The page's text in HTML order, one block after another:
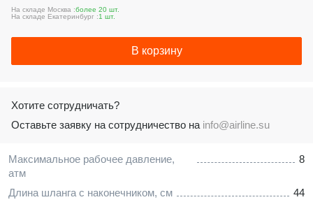
Максимальное рабочее давление,
атм
8
Длина шланга с наконечником, см 44
На складе Москва :более 20 шт.
На складе Екатеринбург :1 шт.
В корзину
Хотите сотрудничать?
Оставьте заявку на сотрудничество на info@airline.su